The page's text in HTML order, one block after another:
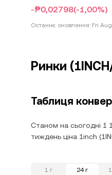
-₱0,02798(-1,00%)
Останнє оновлення: Fri
Ринки
Таблиця
Станом на сьогодні 1
тиждень ціна 1inch
1 г 24 г